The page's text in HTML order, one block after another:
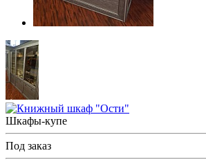
Шкафы-купе
Под заказ